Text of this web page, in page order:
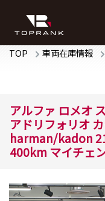
TOP 車両在庫情報
アルファ ロメオ
アドリフォリオ
harman/kadon
400km マイチェ